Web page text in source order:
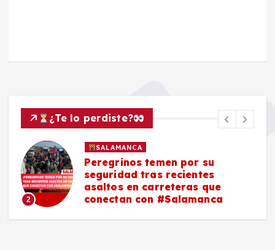
¿Te lo perdiste?
2
SALAMANCA
Peregrinos temen por su
seguridad tras recientes
asaltos en carreteras que
conectan con #Salamanca